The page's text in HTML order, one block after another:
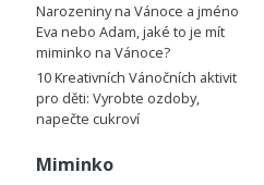
Narozeniny na Vánoce a jméno
Eva nebo Adam, jaké to je mít
miminko na Vánoce?
10 Kreativních Vánočních aktivit
pro děti: Vyrobte ozdoby,
napečte cukroví
Miminko